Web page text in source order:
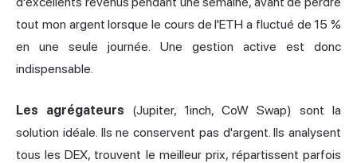
tout mon argent lorsque le cours de l'ETH a fluctué de 15 %
en une seule journée. Une gestion active est donc
indispensable.
Les agrégateurs (Jupiter, 1inch, CoW Swap) sont la
solution idéale. Ils ne conservent pas d'argent. Ils analysent
tous les DEX, trouvent le meilleur prix, répartissent parfois